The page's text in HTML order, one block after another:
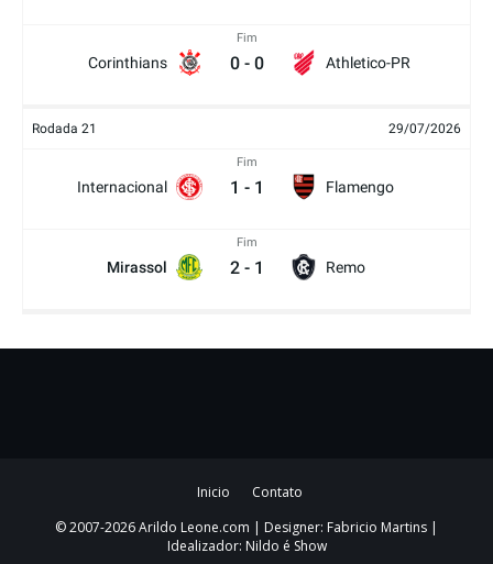
Corinthians
Fim
0 - 0 Athletico-PR
Rodada 21 29/07/2026
Internacional
Fim
1 - 1 Flamengo
Mirassol
Fim
2 - 1 Remo
Inicio
Contato
© 2007-2026 Arildo Leone.com | Designer: Fabricio Martins |
Idealizador: Nildo é Show